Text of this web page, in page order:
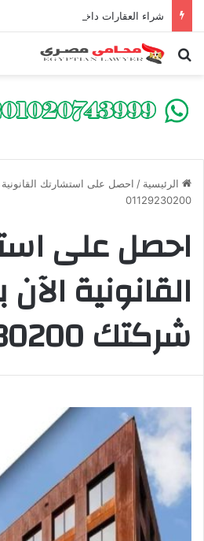
بحث عن
الرئيسية / احصل على استشارتك
01129230200
احصل على
القانونية
شركتك 01129230200